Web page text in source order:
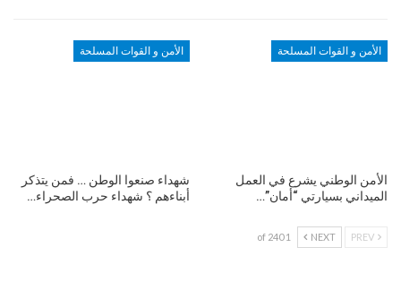
الأمن و القوات المسلحة
الأمن الوطني يشرع في العمل
الميداني بسيارتي “أمان”…
الأمن و القوات المسلحة
شهداء صنعوا الوطن … فمن يتذكر
أبناءهم ؟ شهداء حرب الصحراء…
NEXT
1 of 240